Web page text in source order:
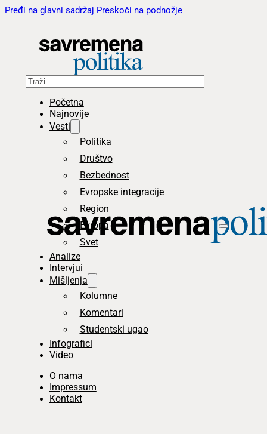
Pređi na glavni sadržaj Preskoči na podnožje
Pretraga
Početna
Najnovije
Vesti
Politika
Društvo
Bezbednost
Evropske integracije
Region
Evropa
Svet
Analize
Intervjui
Mišljenja
Kolumne
Komentari
Studentski ugao
Infografici
Video
O nama
Impressum
Kontakt